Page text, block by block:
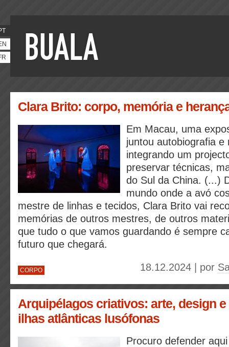
Clara Brito: corpo, memória e
Em Macau, uma
juntou autobiografia
integrando um
preservar técnicas,
do Sul da China. (...)
mundo onde a avó
mestre de linhas e tecidos, Clara Brito vai
memórias de outros mestres, de outros
que tudo o que vamos guardando é sempre
futuro que chegará.
CORPO 18.12.2024 | por
Arquipélagos criativos: arte, design
ilhas atlânticas lusófonas
Procuro defender